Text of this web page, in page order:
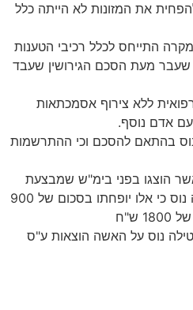
את המזונות לא הייתה כלל
התייחס לכלל רכיבי הטענות
שעבר מעת הסכם הגירושין שעבד
ללא צירוף אסמכתאות
עם אדם נוסף.
נוס בהתאם להסכם וכי ההתרשמות
הוצגו בפני בימ"ש שמבצעת
האם לביתה על המדור החליטה נוס כי אלו יופחתו בסכום של 900
ש"ח
נוס על האשה הוצאות ע"ס